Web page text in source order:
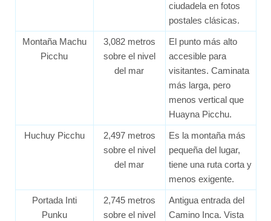
ciudadela en fotos
postales clásicas.
Montaña Machu
Picchu
3,082 metros
sobre el nivel
del mar
El punto más alto
accesible para
visitantes. Caminata
más larga, pero
menos vertical que
Huayna Picchu.
Huchuy Picchu
2,497 metros
sobre el nivel
del mar
Es la montaña más
pequeña del lugar,
tiene una ruta corta y
menos exigente.
Portada Inti
Punku
2,745 metros
sobre el nivel
Antigua entrada del
Camino Inca. Vista